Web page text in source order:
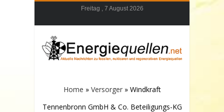
Freitag , 7 August 2026
Home » Versorger» Windkraft
Tennenbronn GmbH & Co. Beteiligungs-KG